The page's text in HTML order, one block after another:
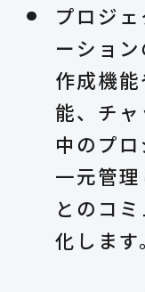
プロジ
ーショ
作成機
能、チ
中のプ
一元管
とのコ
化します